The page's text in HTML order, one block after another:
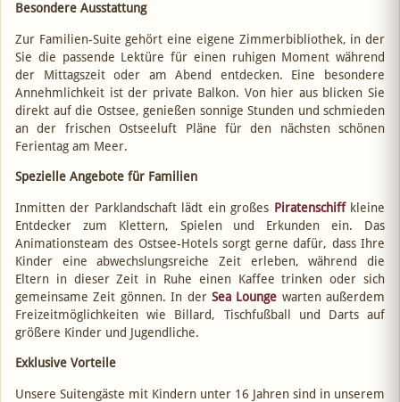
Besondere Ausstattung
Zur Familien-Suite gehört eine eigene Zimmerbibliothek, in der
Sie die passende Lektüre für einen ruhigen Moment während
der Mittagszeit oder am Abend entdecken. Eine besondere
Annehmlichkeit ist der private Balkon. Von hier aus blicken Sie
direkt auf die Ostsee, genießen sonnige Stunden und schmieden
an der frischen Ostseeluft Pläne für den nächsten schönen
Ferientag am Meer.
Spezielle Angebote für Familien
Inmitten der Parklandschaft lädt ein großes Piratenschiffkleine
Entdecker zum Klettern, Spielen und Erkunden ein. Das
Animationsteam des Ostsee-Hotels sorgt gerne dafür, dass Ihre
Kinder eine abwechslungsreiche Zeit erleben, während die
Eltern in dieser Zeit in Ruhe einen Kaffee trinken oder sich
gemeinsame Zeit gönnen. In der Sea Lounge warten außerdem
Freizeitmöglichkeiten wie Billard, Tischfußball und Darts auf
größere Kinder und Jugendliche.
Exklusive Vorteile
Unsere Suitengäste mit Kindern unter 16 Jahren sind in unserem